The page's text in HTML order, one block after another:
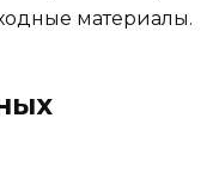
материалы.